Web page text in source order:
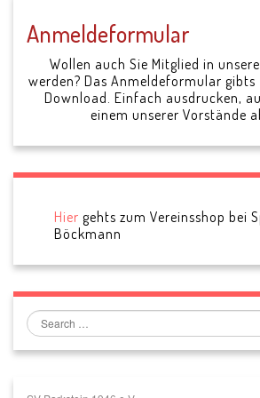
Anmeldeformular
Wollen auch Sie Mitglied in
werden? Das Anmeldeformular gibts
Download. Einfach ausdrucken,
einem unserer Vorstände
Hier gehts zum Vereinsshop bei
Böckmann
Search